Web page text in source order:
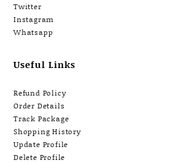
Twitter
Instagram
Whatsapp
Useful Links
Refund Policy
Order Details
Track Package
Shopping History
Update Profile
Delete Profile